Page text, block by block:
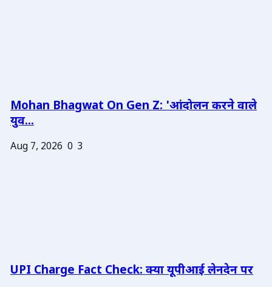
Mohan Bhagwat On Gen Z: 'आंदोलन करने वाले
युव...
Aug 7, 2026 0 3
UPI Charge Fact Check: क्या यूपीआई लेनदेन पर